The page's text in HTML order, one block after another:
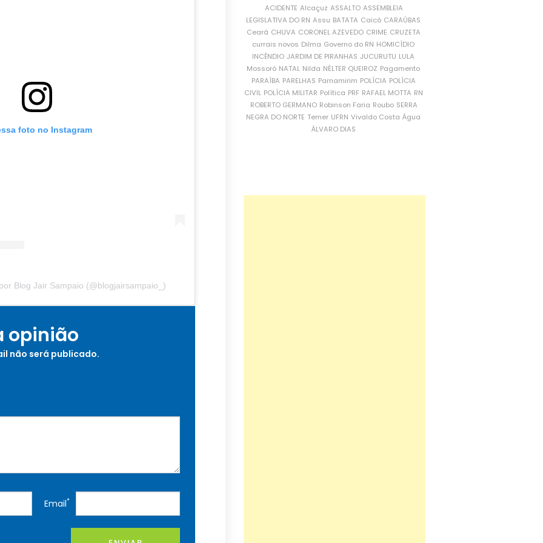
foto no Instagram
Blog Jair Sampaio (@blogjairsampaio_)
opinião
não será publicado.
Email*
ACIDENTE Alcaçuz ASSALTO ASSEMBLEIA
LEGISLATIVA DO RN Assu BATATA Caicó CARAÚBAS
Ceará CHUVA CORONEL AZEVEDO CRIME CRUZETA
currais novos Dilma Governo do RN HOMICÍDIO
INCÊNDIO JARDIM DE PIRANHAS JUCURUTU LULA
Mossoró NATAL Nilda NÉLTER QUEIROZ Pagamento
PARAÍBA PARELHAS Parnamirim POLÍCIA POLÍCIA
CIVIL POLÍCIA MILITAR Política PRF RAFAEL MOTTA RN
ROBERTO GERMANO Robinson Faria Roubo SERRA
NEGRA DO NORTE Temer UFRN Vivaldo Costa Água
ÁLVARO DIAS